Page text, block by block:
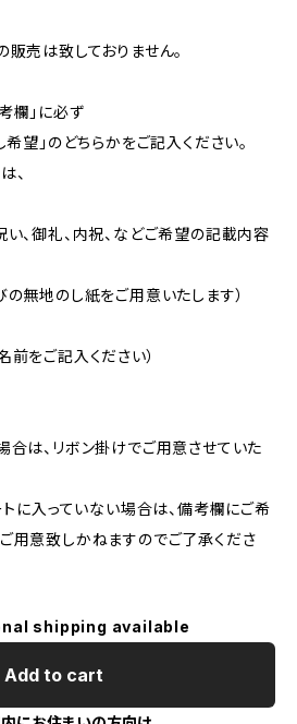
売は致しておりません。
欄」に必ず
希望」のどちらかをご記入ください。
、
い、御礼、内祝、などご希望の記載内容
の無地のし紙をご用意いたします）
前をご記入ください）
合は、リボン掛けでご用意させていた
トに入っていない場合は、備考欄にご希
用意致しかねますのでご了承くださ
shipping available
Add to cart